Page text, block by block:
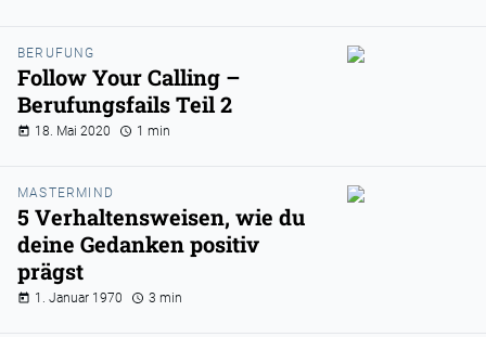
BERUFUNG
Follow Your Calling –
Berufungsfails Teil 2
18. Mai 2020 1 min
MASTERMIND
5 Verhaltensweisen, wie du
deine Gedanken positiv
prägst
1. Januar 1970 3 min